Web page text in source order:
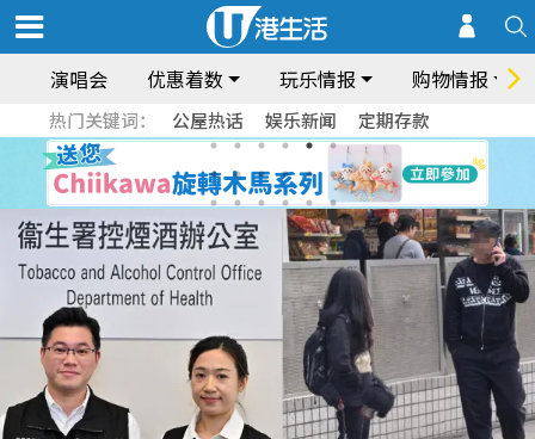
演唱会 优惠着数 玩乐情报 购物情报
热门关键词： 公屋热话 娱乐新闻 定期存款